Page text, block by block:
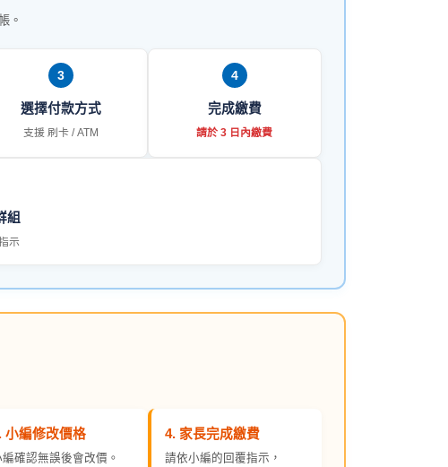
。
3
選擇付款方式
支援 刷卡 / ATM
4
完成繳費
請於 3 日內繳費
組
示
小編修改價格
編確認無誤後會改價。
4. 家長完成繳費
請依小編的回覆指示，